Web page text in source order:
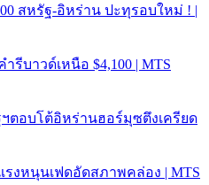
สหรัฐ-อิหร่าน ปะทุรอบใหม่ ! |
รีบาวด์เหนือ $4,100 | MTS
ตอบโต้อิหร่านฮอร์มุซตึงเครียด
รงหนุนเฟดอัดสภาพคล่อง | MTS